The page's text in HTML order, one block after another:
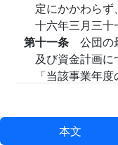
定にかかわら
十六年三月三十
第十一条 公団の
及び資金計画
「当該事業年
公団
として在職す
本文